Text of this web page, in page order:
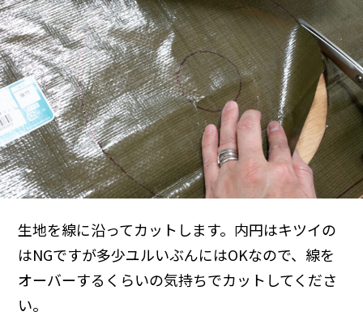
生地を線に沿ってカットします。内円はキツイの
はNGですが多少ユルいぶんにはOKなので、線を
オーバーするくらいの気持ちでカットしてくださ
い。